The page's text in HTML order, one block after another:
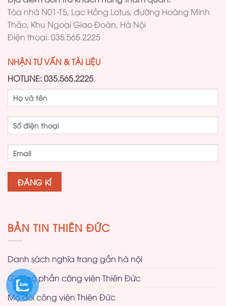
Tòa nhà N01-T5, Lạc Hồng Lotus, đường Hoàng Minh
Thảo, Khu Ngoại Giao Đoàn, Hà Nội
Điện thoại: 035.565.2225
NHẬN TƯ VẤN & TÀI LIỆU
HOTLINE: 035.565.2225
BẢN TIN THIÊN ĐỨC
Danh sách nghĩa trang gần hà nội
Giá mộ phần công viên Thiên Đức
Mộ đôi công viên Thiên Đức